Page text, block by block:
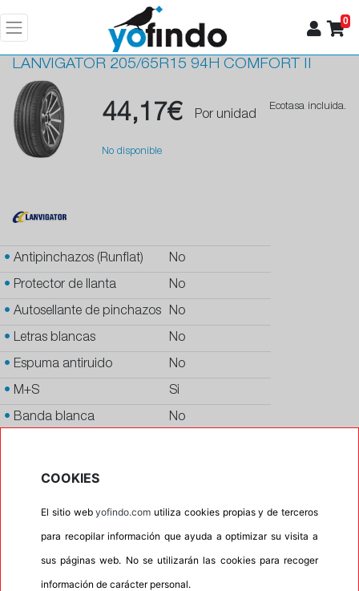
0
LANVIGATOR 205/65R15 94H COMFORT II
44,17€ Por unidad
Ecotasa incluida.
No disponible
• Antipinchazos (Runflat) No
• Protector de llanta No
• Autosellante de pinchazos No
• Letras blancas No
• Espuma antiruido No
• M+S Si
• Banda blanca No
CalidadCOOKIES
El sitio webyofindo.com utiliza cookies propias y de terceros
para recopilar información que ayuda a optimizar su visita a
sus páginas web. No se utilizarán las cookies para recoger
información de carácter personal.